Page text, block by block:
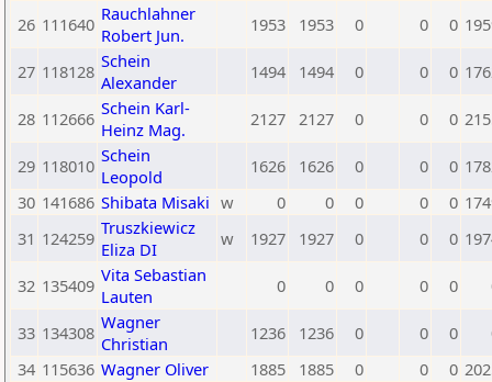
26 111640 Rauchlahner
Robert Jun.
1953 1953 0 0 0
27 118128 Schein
Alexander
1494 1494 0 0 0
28 112666 Schein Karl-
Heinz Mag.
2127 2127 0 0 0
29 118010 Schein
Leopold
1626 1626 0 0 0
30 141686 Shibata Misaki w 0 0 0 0 0
31 124259 Truszkiewicz
Eliza DI
w 1927 1927 0 0 0
32 135409 Vita Sebastian
Lauten
0 0 0 0 0
33 134308 Wagner
Christian
1236 1236 0 0 0
34 115636 Wagner Oliver 1885 1885 0 0 0